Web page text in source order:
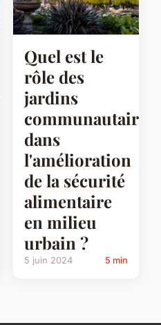
Quel est le
rôle des
jardins
communautaires
dans
l'amélioration
de la sécurité
alimentaire
en milieu
urbain ?
5 juin 2024 5 min